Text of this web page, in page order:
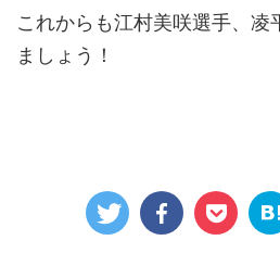
これからも江村美咲選手、凌
ましょう！